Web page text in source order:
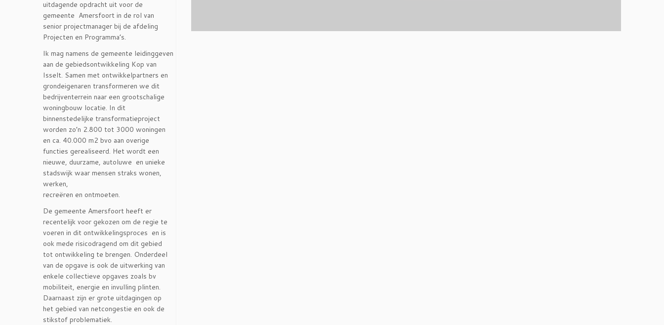
uitdagende opdracht uit voor de
gemeente Amersfoort in de rol van
senior projectmanager bij de afdeling
Projecten en Programma’s.
Ik mag namens de gemeente leidinggeven
aan de gebiedsontwikkeling Kop van
Isselt. Samen met ontwikkelpartners en
grondeigenaren transformeren we dit
bedrijventerrein naar een grootschalige
woningbouw locatie. In dit
binnenstedelijke transformatieproject
worden zo’n 2.800 tot 3000 woningen
en ca. 40.000 m2 bvo aan overige
functies gerealiseerd. Het wordt een
nieuwe, duurzame, autoluwe en unieke
stadswijk waar mensen straks wonen,
werken,
recreëren en ontmoeten.
De gemeente Amersfoort heeft er
recentelijk voor gekozen om de regie te
voeren in dit ontwikkelingsproces en is
ook mede risicodragend om dit gebied
tot ontwikkeling te brengen. Onderdeel
van de opgave is ook de uitwerking van
enkele collectieve opgaves zoals bv
mobiliteit, energie en invulling plinten.
Daarnaast zijn er grote uitdagingen op
het gebied van netcongestie en ook de
stikstof problematiek.